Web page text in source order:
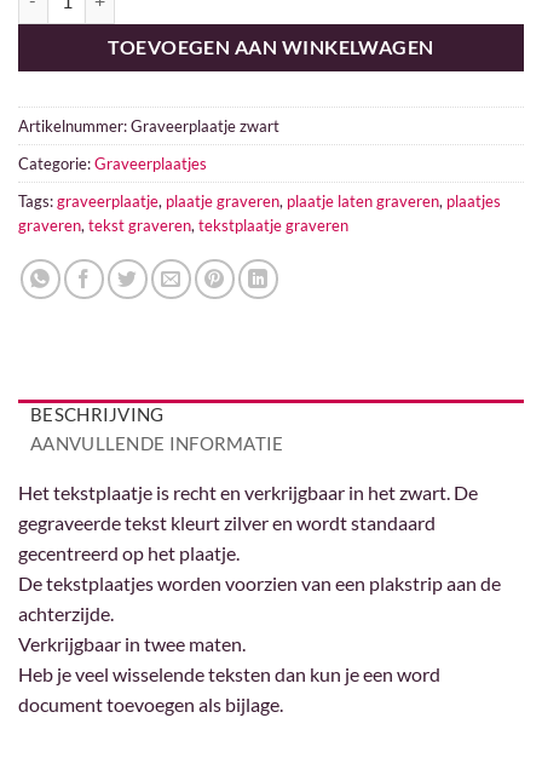
TOEVOEGEN AAN WINKELWAGEN
Artikelnummer:Graveerplaatje zwart
Categorie:Graveerplaatjes
Tags:graveerplaatje, plaatje graveren, plaatje laten graveren, plaatjes
graveren,tekst graveren,tekstplaatje graveren
BESCHRIJVING
AANVULLENDE INFORMATIE
Het tekstplaatje is recht en verkrijgbaar in het zwart. De
gegraveerde tekst kleurt zilver en wordt standaard
gecentreerd op het plaatje.
De tekstplaatjes worden voorzien van een plakstrip aan de
achterzijde.
Verkrijgbaar in twee maten.
Heb je veel wisselende teksten dan kun je een word
document toevoegen als bijlage.